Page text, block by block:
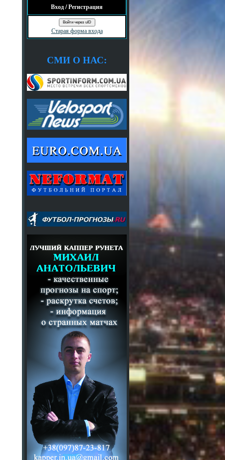
Вход / Регистрация
Войти через uID
Старая форма входа
СМИ О НАС: